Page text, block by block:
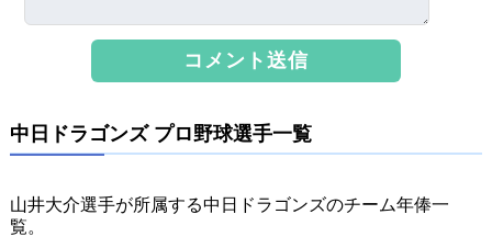
中日ドラゴンズ プロ野球選手一覧
山井大介選手が所属する中日ドラゴンズのチーム年俸一
覧。